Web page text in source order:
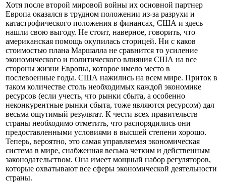
Хотя после второй мировой войны их основной партнер
Европа оказался в трудном положении из-за разрухи и
катастрофического положения в финансах, США и здесь
нашли свою выгоду. Не стоит, наверное, говорить, что
американская помощь окупилась сторицей. Ни с каков
стоимостью плана Маршалла не сравнится то усиление
экономического и политического влияния США на все
стороны жизни Европы, которое имело место в
послевоенные годы. США нажились на всем мире. Приток в
таком количестве столь необходимых каждой экономике
ресурсов (если учесть, что рынки сбыта, а особенно
неконкурентные рынки сбыта, тоже являются ресурсом) дал
весьма ощутимый результат. К чести всех правительств
страны необходимо отметить, что распорядились они
предоставленными условиями в высшей степени хорошо.
Теперь, вероятно, это самая управляемая экономическая
система в мире, снабженная весьма четким и действенным
законодательством. Она имеет мощный набор регуляторов,
которые охватывают все сферы экономической деятельности
страны.